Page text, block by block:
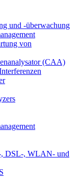
und -überwachung
von
(CAA)
, DSL-, WLAN- und